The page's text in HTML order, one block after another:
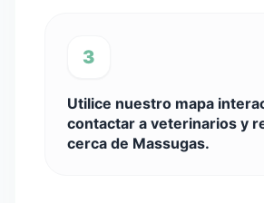
3
Utilice nuestro mapa
contactar a veterinarios y
cerca de Massugas.